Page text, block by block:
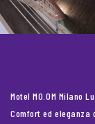
Motel MO.OM Milano
Comfort ed eleganza